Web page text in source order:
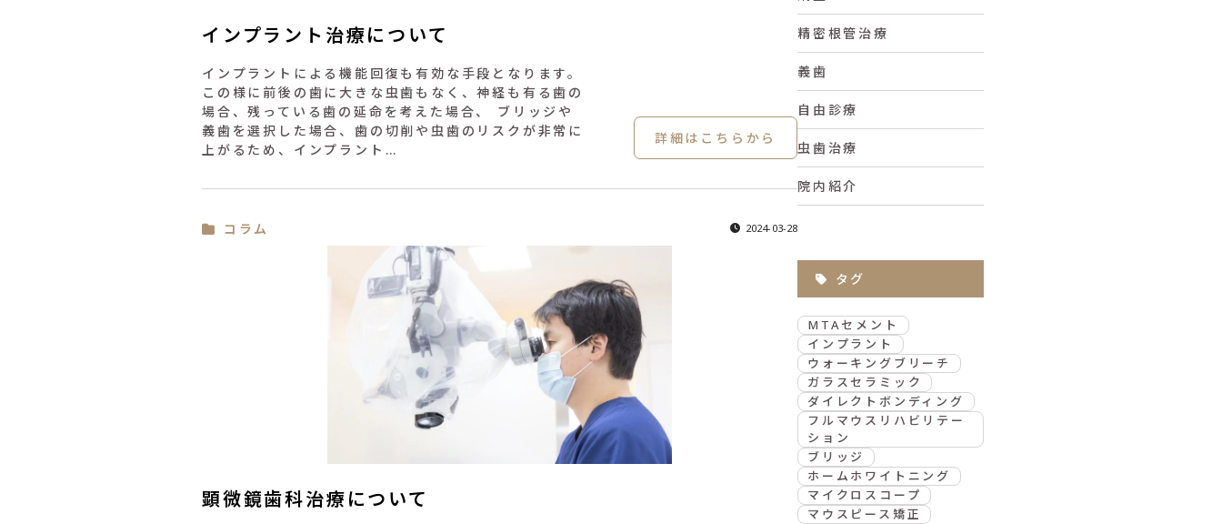
インプラント治療について
インプラントによる機能回復も有効な手段となります。
この様に前後の歯に大きな虫歯もなく、神経も有る歯の
場合、残っている歯の延命を考えた場合、 ブリッジや
義歯を選択した場合、歯の切削や虫歯のリスクが非常に
上がるため、インプラント…
詳細はこちらから
コラム 2024-03-28
顕微鏡歯科治療について
精密根管治療
義歯
自由診療
虫歯治療
院内紹介
タグ
MTAセメント
インプラント
ウォーキングブリーチ
ガラスセラミック
ダイレクトボンディング
フルマウスリハビリテー
ション
ブリッジ
ホームホワイトニング
マイクロスコープ
マウスピース矯正